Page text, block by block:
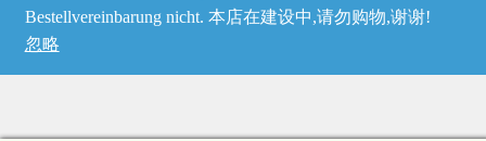
© Heima online 2026
Bestellvereinbarung nicht. 本店在建设中,请勿购物,谢谢!
忽略